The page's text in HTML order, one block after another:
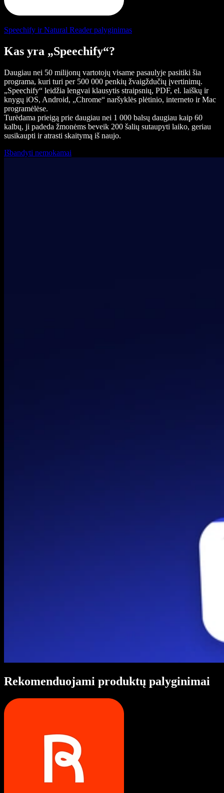
Speechify ir Natural Reader palyginimas
Kas yra „Speechify“?
Daugiau nei 50 milijonų vartotojų visame pasaulyje pasitiki šia
programa, kuri turi per 500 000 penkių žvaigždučių įvertinimų.
„Speechify“ leidžia lengvai klausytis straipsnių, PDF, el. laiškų ir
knygų iOS, Android, „Chrome“ naršyklės plėtinio, interneto ir Mac
programėlėse.
Turėdama prieigą prie daugiau nei 1 000 balsų daugiau kaip 60
kalbų, ji padeda žmonėms beveik 200 šalių sutaupyti laiko, geriau
susikaupti ir atrasti skaitymą iš naujo.
Išbandyti nemokamai
Rekomenduojami produktų palyginimai